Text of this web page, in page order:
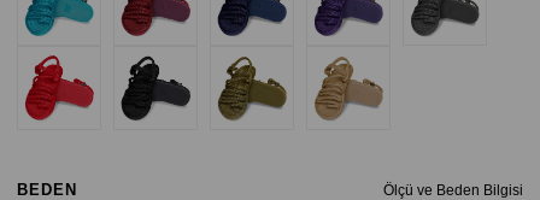
Ölçü ve Beden Bilgisi
BEDEN